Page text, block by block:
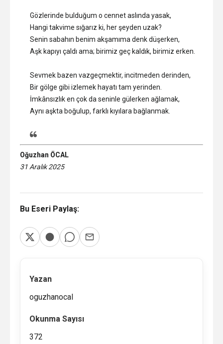
Gözlerinde bulduğum o cennet aslında yasak,
Hangi takvime sığarız ki, her şeyden uzak?
Senin sabahın benim akşamıma denk düşerken,
Aşk kapıyı çaldı ama; birimiz geç kaldık, birimiz erken.
Sevmek bazen vazgeçmektir, incitmeden derinden,
Bir gölge gibi izlemek hayatı tam yerinden.
İmkânsızlık en çok da seninle gülerken ağlamak,
Aynı aşkta boğulup, farklı kıyılara bağlanmak.
Oğuzhan ÖCAL
31 Aralık 2025
Bu Eseri Paylaş:
Yazan
oguzhanocal
Okunma Sayısı
372